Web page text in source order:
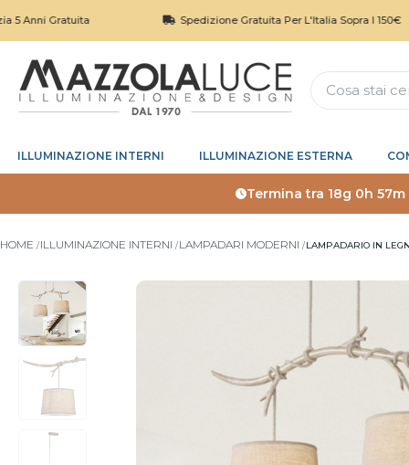
Spedizione Gratuita Per L'Italia Sopra I 150€
ILLUMINAZIONE INTERNI ILLUMINAZIONE ESTERNA
Termina tra 18g 0h
HOME ILLUMINAZIONE INTERNI LAMPADARI MODERNI LAMPADARIO IN